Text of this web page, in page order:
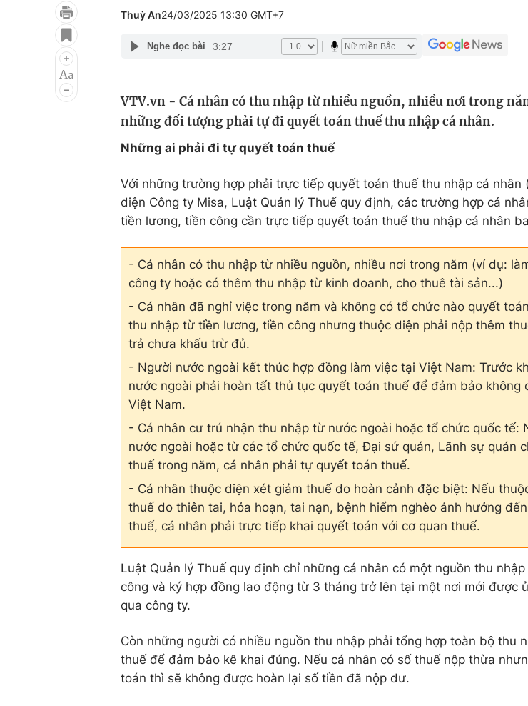
Điện ảnh
Âm nhạc
Du lịch
Chất lượng cuộc sống
Tuyển sinh
Thuỳ An24/03/2025 13:30 GMT+7
Nghe đọc bài 3:27
VTV.vn - Cá nhân có thu nhập từ nhiều nguồn, nhiều nơi trong
những đối tượng phải tự đi quyết toán thuế thu nhập cá nhân.
Những ai phải đi tự quyết toán thuế
Với những trường hợp phải trực tiếp quyết toán thuế thu nhập cá nhân
diện Công ty Misa, Luật Quản lý Thuế quy định, các trường hợp cá
tiền lương, tiền công cần trực tiếp quyết toán thuế thu nhập cá nhân
- Cá nhân có thu nhập từ nhiều nguồn, nhiều nơi trong năm (ví dụ:
công ty hoặc có thêm thu nhập từ kinh doanh, cho thuê tài sản...)
- Cá nhân đã nghỉ việc trong năm và không có tổ chức nào quyết
thu nhập từ tiền lương, tiền công nhưng thuộc diện phải nộp thêm
trả chưa khấu trừ đủ.
- Người nước ngoài kết thúc hợp đồng làm việc tại Việt Nam: Trước
nước ngoài phải hoàn tất thủ tục quyết toán thuế để đảm bảo không
Việt Nam.
- Cá nhân cư trú nhận thu nhập từ nước ngoài hoặc tổ chức quốc tế:
nước ngoài hoặc từ các tổ chức quốc tế, Đại sứ quán, Lãnh sự quán
thuế trong năm, cá nhân phải tự quyết toán thuế.
- Cá nhân thuộc diện xét giảm thuế do hoàn cảnh đặc biệt: Nếu
thuế do thiên tai, hỏa hoạn, tai nạn, bệnh hiểm nghèo ảnh hưởng
thuế, cá nhân phải trực tiếp khai quyết toán với cơ quan thuế.
Luật Quản lý Thuế quy định chỉ những cá nhân có một nguồn thu
công và ký hợp đồng lao động từ 3 tháng trở lên tại một nơi mới được
qua công ty.
Còn những người có nhiều nguồn thu nhập phải tổng hợp toàn bộ thu
thuế để đảm bảo kê khai đúng. Nếu cá nhân có số thuế nộp thừa
toán thì sẽ không được hoàn lại số tiền đã nộp dư.